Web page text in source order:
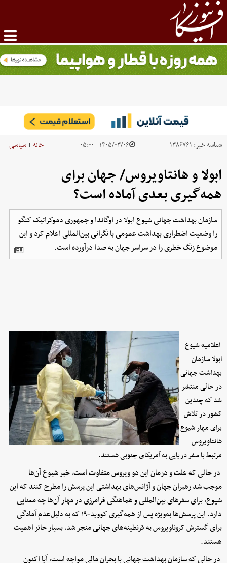
شناسه خبر: ۱۳۸۶۷۶۱ ۱۴۰۵/۰۳/۰۶ - ۰۵:۰۰ خانه | سیاسی
ابولا و هانتاویروس/ جهان برای
همه‌گیری بعدی آماده است؟
سازمان بهداشت جهانی شیوع ابولا در اوگاندا و جمهوری دموکراتیک کنگو
را وضعیت اضطراری بهداشت عمومی با نگرانی بین‌المللی اعلام کرد و این
موضوع زنگ خطری را در سراسر جهان به صدا درآورده است.
اعلامیه شیوع
ابولا سازمان
بهداشت جهانی
در حالی منتشر
شد که چندین
کشور در تلاش
برای مهار شیوع
هانتاویروس
مرتبط با سفر دریایی به آمریکای جنوبی هستند.
در حالی که علت و درمان این دو ویروس متفاوت است، خبر شیوع آن‌ها
موجب شد رهبران جهان و آژانس‌های بهداشتی این پرسش را مطرح کنند که این
شیوع، برای سفرهای بین‌المللی و هماهنگی فرامرزی در مهار آن‌ها چه معنایی
دارد. این پرسش‌ها به‌ویژه پس از همه‌گیری کووید‑۱۹ که به دلیل‌عدم آمادگی
برای گسترش کروناویروس به قرنطینه‌های جهانی منجر شد، بسیار حائز اهمیت
هستند.
در حالی که سازمان بهداشت جهانی با بحران مالی مواجه است، آیا اکنون